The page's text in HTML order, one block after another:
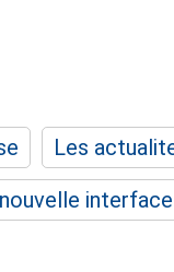
Les
interface